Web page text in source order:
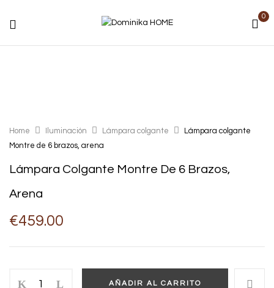
0
Home Iluminación Lámpara colgante
Lámpara colgante
Montre de 6 brazos, arena
Lámpara Colgante Montre De 6 Brazos,
Arena
€459.00
AÑADIR AL CARRITO